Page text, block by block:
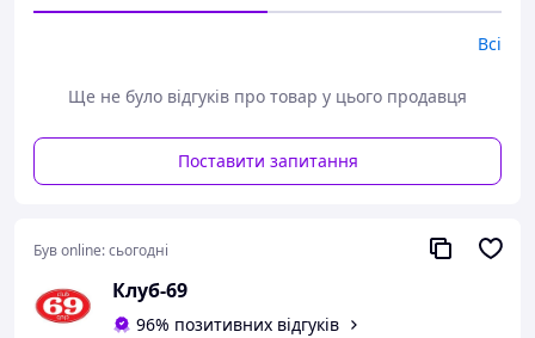
Всі
Ще не було відгуків про товар у цього продавця
Поставити запитання
Був online:сьогодні
Клуб-69
96% позитивних відгуків